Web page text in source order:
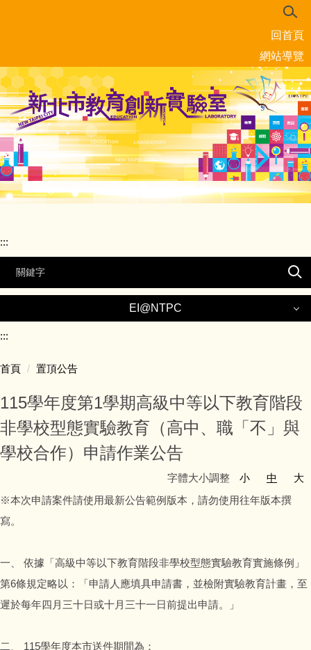
內
容
區
回首頁
網站導覽
:::
EI@NTPC
關於我們
最新消息
師資培訓
學校型態
新北亮點
相關資源
:::
首頁 置頂公告
115學年度第1學期高級中等以下教育階段
非學校型態實驗教育（高中、職「不」與
學校合作）申請作業公告
字體大小調整 小 中
大
※本次申請案件請使用最新公告範例版本，請勿使用往年版本撰
寫。
一、 依據「高級中等以下教育階段非學校型態實驗教育實施條例」
第6條規定略以：「申請人應填具申請書，並檢附實驗教育計畫，至
遲於每年四月三十日或十月三十一日前提出申請。」
二、 115學年度本市送件期間為：